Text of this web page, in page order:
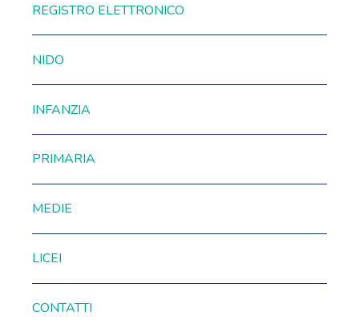
REGISTRO ELETTRONICO
NIDO
INFANZIA
PRIMARIA
MEDIE
LICEI
CONTATTI